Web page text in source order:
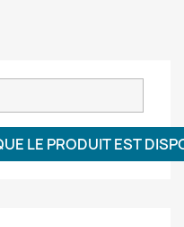
LE PRODUIT EST